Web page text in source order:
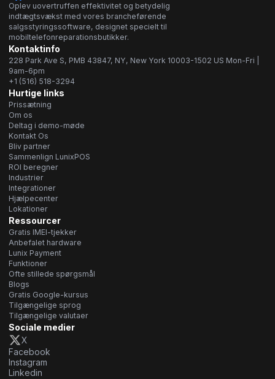
Oplev uovertruffen effektivitet og betydelig
indtægtsvækst med vores brancheførende
salgsstyringssoftware, designet specielt til
mobiltelefonreparationsbutikker.
Kontaktinfo
228 Park Ave S, PMB 43847, NY, New York 10003-1502 US Mon-Fri |
9am-6pm
+1 (516) 518-3294
Hurtige links
Prissætning
Om os
Deltag i demo-møde
Kontakt Os
Bliv partner
Sammenlign LunixPOS
ROI beregner
Industrier
Integrationer
Hjælpecenter
Lokationer
Ressourcer
Gratis IMEI-tjekker
Anbefalet hardware
Lunix Payment
Funktioner
Ofte stillede spørgsmål
Blogs
Gratis Google-kursus
Tilgængelige sprog
Tilgængelige valutaer
Sociale medier
X
Facebook
Instagram
Linkedin